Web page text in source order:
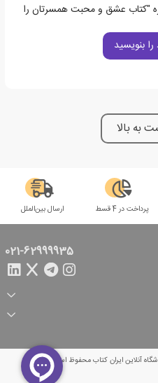
"کتاب عشق و محبت همسرتان را
بنویسید
به بالا
پرداخت در 4 قسط ارسال بین‌الملل
021-62999935
آنلاین ایران کتاب محفوظ است.